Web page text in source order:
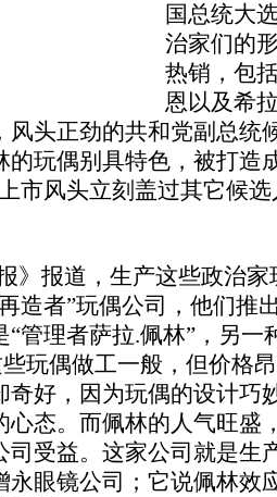
国总统大
治家们的
热销，包
恩以及希
风头正劲的共和党副总统
的玩偶别具特色，被打造
市风头立刻盖过其它候
》报道，生产这些政治
造者”玩偶公司，他们推
管理者萨拉.佩林”，另一
玩偶做工一般，但价格
奇好，因为玩偶的设计巧
心态。而佩林的人气旺盛
司受益。这家公司就是生
永眼镜公司；它说佩林效